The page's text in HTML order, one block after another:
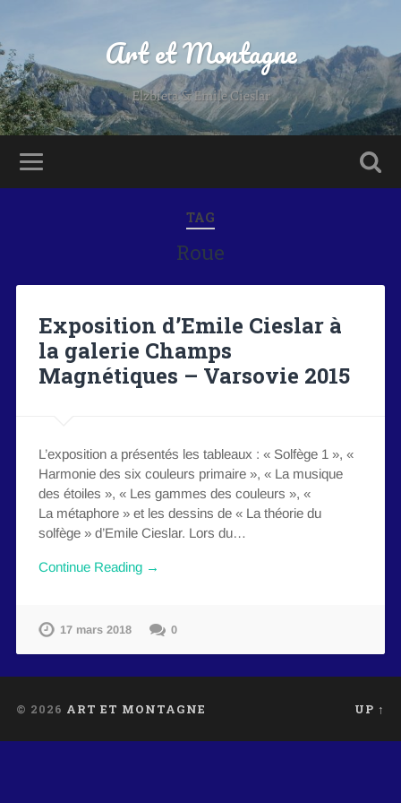
Art et Montagne
Elzbieta & Emile Cieslar
TAG
Roue
Exposition d’Emile Cieslar à
la galerie Champs
Magnétiques – Varsovie 2015
L’exposition a présentés les tableaux : « Solfège 1 », «
Harmonie des six couleurs primaire », « La musique
des étoiles », « Les gammes des couleurs », «
La métaphore » et les dessins de « La théorie du
solfège » d’Emile Cieslar. Lors du…
Continue Reading →
17 mars 2018 0
© 2026 ART ET MONTAGNE UP ↑